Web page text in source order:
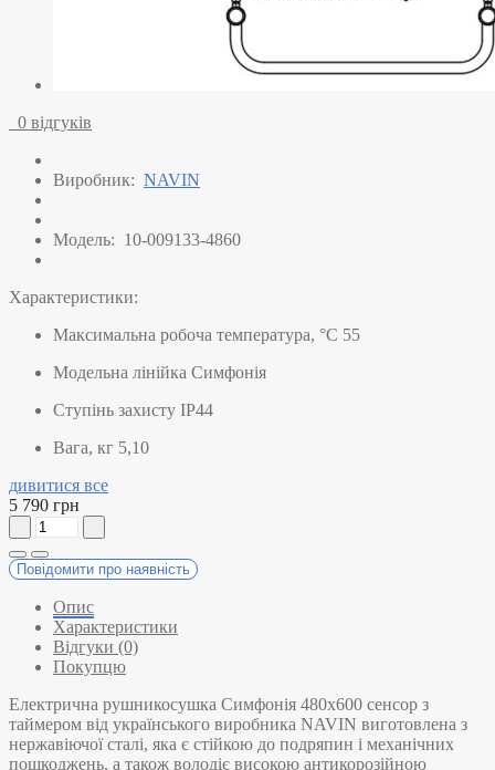
0 відгуків
Виробник: NAVIN
Модель: 10-009133-4860
Характеристики:
Максимальна робоча температура, °C 55
Модельна лінійка Симфонія
Ступінь захисту IP44
Вага, кг 5,10
дивитися все
5 790 грн
Повідомити про наявність
Опис
Характеристики
Відгуки (0)
Покупцю
Електрична рушникосушка Симфонія 480х600 сенсор з
таймером від українського виробника NAVIN виготовлена з
нержавіючої сталі, яка є стійкою до подряпин і механічних
пошкоджень, а також володіє високою антикорозійною